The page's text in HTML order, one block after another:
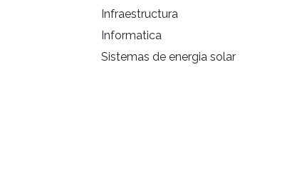
Infraestructura
Informatica
Sistemas de energia solar